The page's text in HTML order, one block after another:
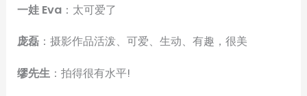
一娃 Eva ：太可爱了
庞磊 ：摄影作品活泼、可爱、生动、有趣，很美
缪先生 ：拍得很有水平!